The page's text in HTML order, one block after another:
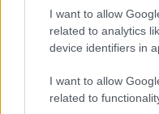
I want to allow
related to analytics
device identifiers in
I want to allow
related to
Göbölyös N. László •2021.
A Föld tökéletes ház
venni, vizet inni.
életünkhöz.
amelyek